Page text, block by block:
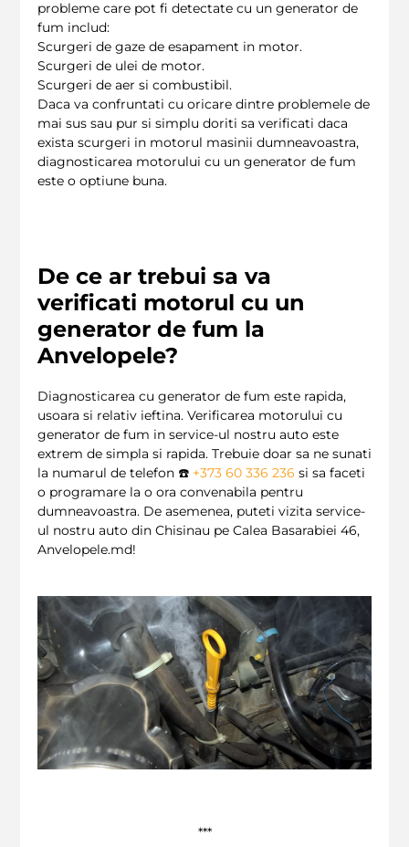
probleme care pot fi detectate cu un generator de
fum includ:
Scurgeri de gaze de esapament in motor.
Scurgeri de ulei de motor.
Scurgeri de aer si combustibil.
Daca va confruntati cu oricare dintre problemele de
mai sus sau pur si simplu doriti sa verificati daca
exista scurgeri in motorul masinii dumneavoastra,
diagnosticarea motorului cu un generator de fum
este o optiune buna.
De ce ar trebui sa va
verificati motorul cu un
generator de fum la
Anvelopele?
Diagnosticarea cu generator de fum este rapida,
usoara si relativ ieftina. Verificarea motorului cu
generator de fum in service-ul nostru auto este
extrem de simpla si rapida. Trebuie doar sa ne sunati
la numarul de telefon ☎️ +373 60 336 236 si sa faceti
o programare la o ora convenabila pentru
dumneavoastra. De asemenea, puteti vizita service-
ul nostru auto din Chisinau pe Calea Basarabiei 46,
Anvelopele.md!
***